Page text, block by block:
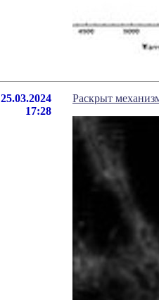
25.03.2024
17:28
Раскрыт